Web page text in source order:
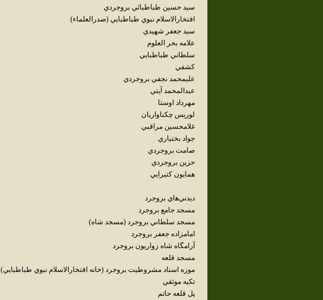
سيد حسين طباطبائي بروجردي
افتخارالاسلام نبوي طباطبايي (صدرالعلماء)
سيد جعفر شهيدي
علامه بحر العلوم
سلطاني طباطبايي
کشفي
عليمحمد نجفي بروجردي
عبدالمحمد آيتي
مهرداد اوستا
لوريس چکناواريان
غلامحسين مراقبي
جواد بختياري
صامت بروجردي
حزين بروجردي
همايون کتيرايي
ديدني‌هاي بروجرد
مسجد جامع بروجرد
مسجد سلطاني بروجرد (مسجد شاه)
امامزاده جعفر بروجرد
آرامگاه شاه زواريون بروجرد
مسجد قلعه
موزه اسناد مشروطيت بروجرد (خانه افتخارالاسلام نبوي طباطبايي)
تکيه موثقي
پل قلعه حاتم